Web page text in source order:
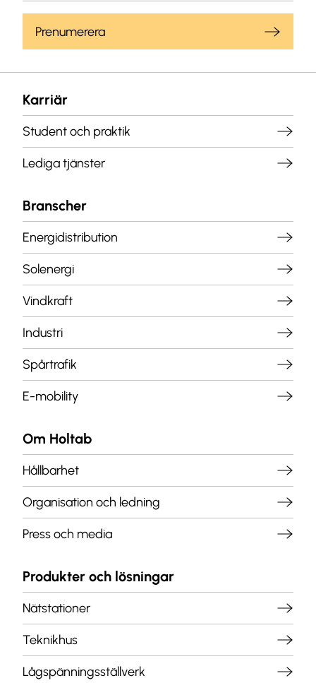
Prenumerera
Karriär
Student och praktik
Lediga tjänster
Branscher
Energidistribution
Solenergi
Vindkraft
Industri
Spårtrafik
E-mobility
Om Holtab
Hållbarhet
Organisation och ledning
Press och media
Produkter och lösningar
Nätstationer
Teknikhus
Lågspänningsställverk